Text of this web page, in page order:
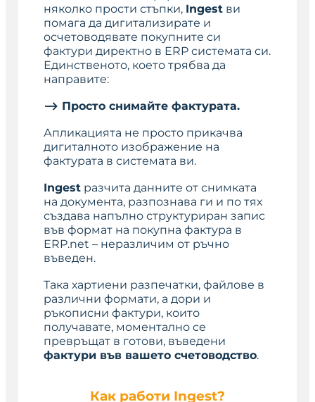
няколко прости стъпки, Ingest ви
помага да дигитализирате и
осчетоводявате покупните си
фактури директно в ERP системата си.
Единственото, което трябва да
направите:
⟶ Просто снимайте фактурата.
Апликацията не просто прикачва
дигиталното изображение на
фактурата в системата ви.
Ingest разчита данните от снимката
на документа, разпознава ги и по тях
създава напълно структуриран запис
във формат на покупна фактура в
ERP.net – неразличим от ръчно
въведен.
Така хартиени разпечатки, файлове в
различни формати, а дори и
ръкописни фактури, които
получавате, моментално се
превръщат в готови, въведени
фактури във вашето счетоводство.
Как работи Ingest?